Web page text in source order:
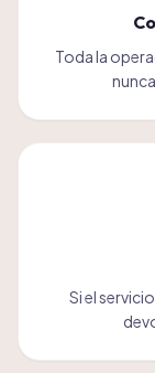
Toda la
Si el